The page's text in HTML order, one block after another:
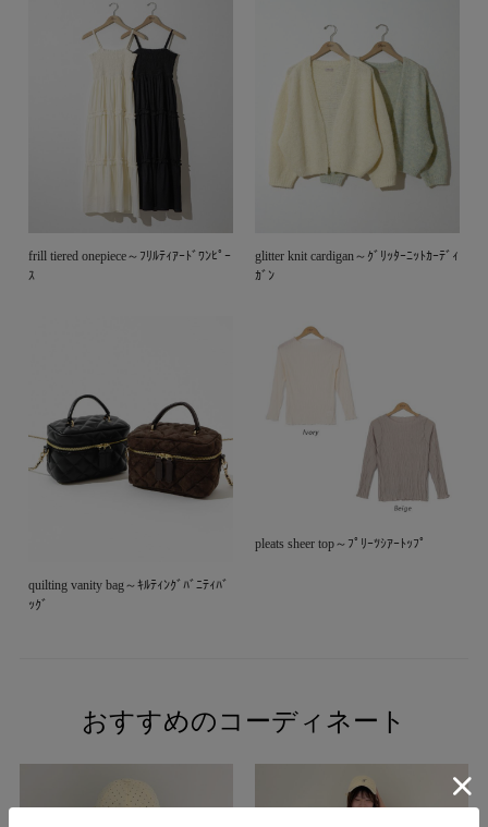
frill tiered onepiece～ﾌﾘﾙﾃｨｱｰﾄﾞﾜﾝﾋﾟｰ
ｽ
glitter knit cardigan～ｸﾞﾘｯﾀｰﾆｯﾄｶｰﾃﾞｨ
ｶﾞﾝ
quilting vanity bag～ｷﾙﾃｨﾝｸﾞﾊﾞﾆﾃｨﾊﾞ
ｯｸﾞ
pleats sheer top～ﾌﾟﾘｰﾂｼｱｰﾄｯﾌﾟ
おすすめのコーディネート